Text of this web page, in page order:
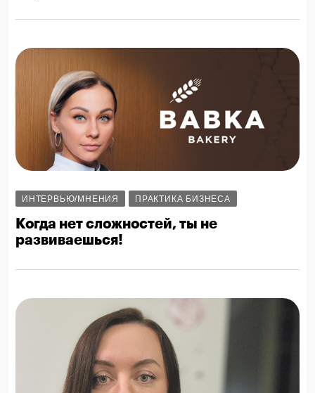
ИНТЕРВЬЮ/МНЕНИЯ ПРАКТИКА БИЗНЕСА
Когда нет сложностей, ты не
развиваешься!